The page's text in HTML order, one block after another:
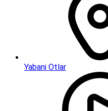
Yabani Otlar